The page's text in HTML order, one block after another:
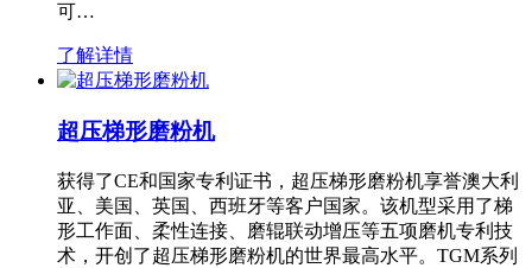
可…
了解详情
超压梯形磨粉机
获得了CE和国家专利证书，超压梯形磨粉机享誉澳大利
亚、美国、英国、西班牙等客户国家。该机型采用了梯
形工作面、柔性连接、磨辊联动增压等五项磨机专利技
术，开创了超压梯形磨粉机的世界最高水平。TGM系列